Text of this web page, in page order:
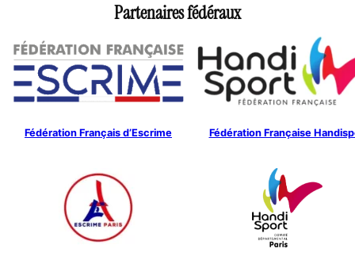
Partenaires fédéraux
Fédération Français d’Escrime Fédération Française